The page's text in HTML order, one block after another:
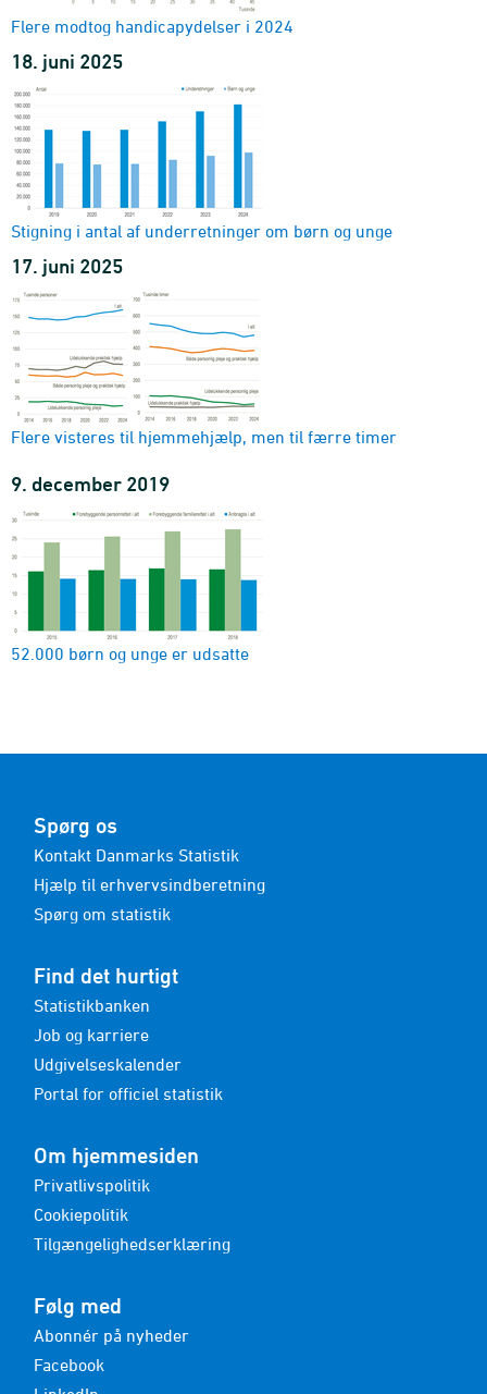
Flere modtog handicapydelser i 2024
18. juni 2025
Stigning i antal af underretninger om børn og unge
17. juni 2025
Flere visteres til hjemmehjælp, men til færre timer
9. december 2019
52.000 børn og unge er udsatte
Spørg os
Kontakt Danmarks Statistik
Hjælp til erhvervsindberetning
Spørg om statistik
Find det hurtigt
Statistikbanken
Job og karriere
Udgivelseskalender
Portal for officiel statistik
Om hjemmesiden
Privatlivspolitik
Cookiepolitik
Tilgængelighedserklæring
Følg med
Abonnér på nyheder
Facebook